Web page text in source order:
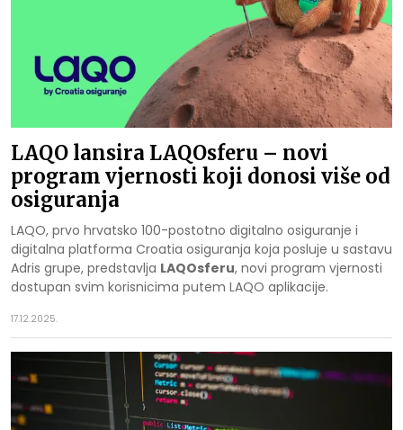
LAQO lansira LAQOsferu – novi
program vjernosti koji donosi više od
osiguranja
LAQO, prvo hrvatsko 100-postotno digitalno osiguranje i
digitalna platforma Croatia osiguranja koja posluje u sastavu
Adris grupe, predstavlja LAQOsferu, novi program vjernosti
dostupan svim korisnicima putem LAQO aplikacije.
17.12.2025.